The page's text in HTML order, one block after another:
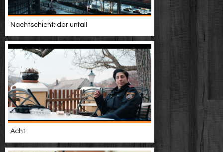
Nachtschicht: der unfall
Acht